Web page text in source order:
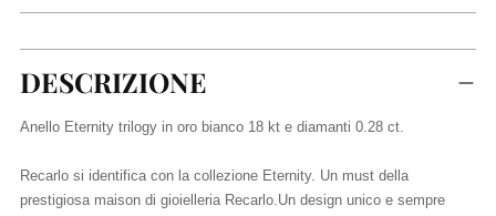
un
carrello...
DESCRIZIONE
Anello Eternity trilogy in oro bianco 18 kt e diamanti 0.28 ct.
Recarlo si identifica con la collezione Eternity. Un must della
prestigiosa maison di gioielleria Recarlo.Un design unico e sempre